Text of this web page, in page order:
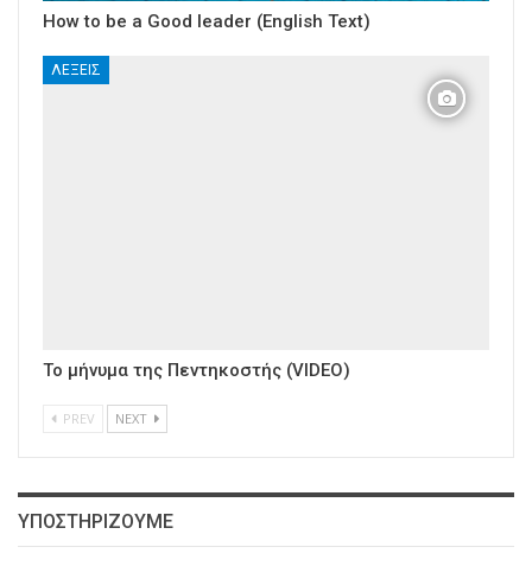
How to be a Good leader (English Text)
ΛΈΞΕΙΣ
Το μήνυμα της Πεντηκοστής (VIDEO)
PREV NEXT
ΥΠΟΣΤΗΡΙΖΟΥΜΕ